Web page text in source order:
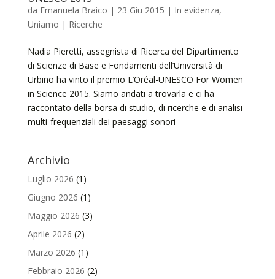
da Emanuela Braico | 23 Giu 2015 | In evidenza,
Uniamo | Ricerche
Nadia Pieretti, assegnista di Ricerca del Dipartimento
di Scienze di Base e Fondamenti dell’Università di
Urbino ha vinto il premio L’Oréal-UNESCO For Women
in Science 2015. Siamo andati a trovarla e ci ha
raccontato della borsa di studio, di ricerche e di analisi
multi-frequenziali dei paesaggi sonori
Archivio
Luglio 2026 (1)
Giugno 2026 (1)
Maggio 2026 (3)
Aprile 2026 (2)
Marzo 2026 (1)
Febbraio 2026 (2)